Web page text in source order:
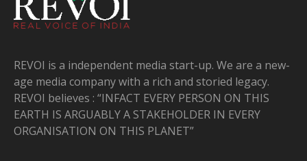
REVOI is a independent media start-up. We are a new-
age media company with a rich and storied legacy.
REVOI believes : “INFACT EVERY PERSON ON THIS
EARTH IS ARGUABLY A STAKEHOLDER IN EVERY
ORGANISATION ON THIS PLANET”